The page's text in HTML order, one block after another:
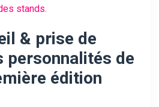
stands.
& prise de
personnalités de
édition